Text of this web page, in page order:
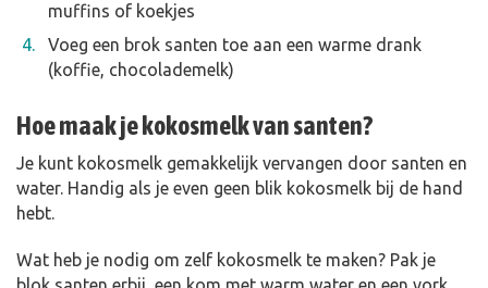
muffins of koekjes
Voeg een brok santen toe aan een warme drank
(koffie, chocolademelk)
Hoe maak je kokosmelk van santen?
Je kunt kokosmelk gemakkelijk vervangen door santen en
water. Handig als je even geen blik kokosmelk bij de hand
hebt.
Wat heb je nodig om zelf kokosmelk te maken? Pak je